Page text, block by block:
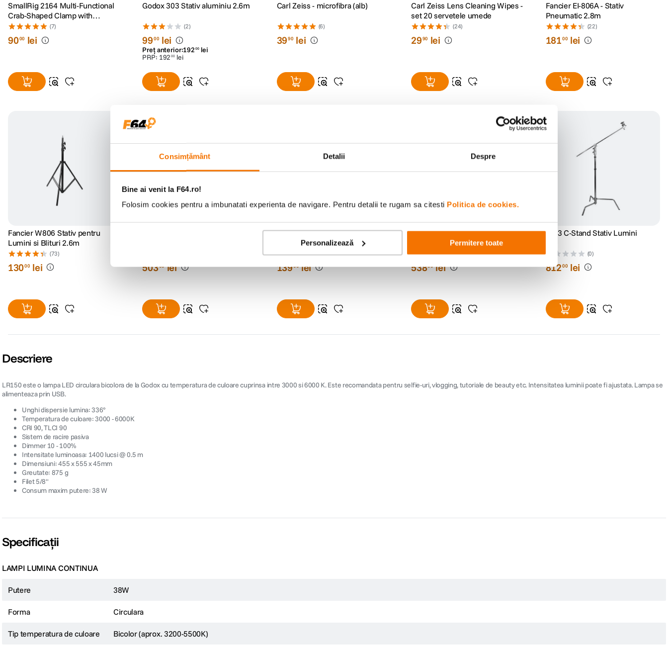
Consimțământ Detalii Despre
Bine ai venit la F64.ro!
Folosim cookies pentru a imbunatati experienta de navigare. Pentru detalii te rugam sa citesti Politica de cookies.
Personalizează Permitere toate
SmallRig 2164 Multi-Functional
Crab-Shaped Clamp with
Ballhead Magic Arm
(7)
9000 lei
Godox 303 Stativ aluminiu 2.6m
(2)
9900 lei
Preț anterior:192 00 lei
PRP: 192 00 lei
Carl Zeiss - microfibra (alb)
(6)
3990 lei
Carl Zeiss Lens Cleaning Wipes -
set 20 servetele umede
(24)
2990 lei
Fancier EI-806A - Stativ
Pneumatic 2.8m
(22)
18100 lei
Fancier W806 Stativ pentru
Lumini si Blituri 2.6m
(73)
13000 lei 50300 lei
SmallRig Super Clamp
(0)
13900 lei
Dynaphos M-3 Stativ cu Brat
Boom 492cm
(0)
53800 lei
CK-3 C-Stand Stativ Lumini
(0)
81200 lei
Descriere
LR150 este o lampa LED circulara bicolora de la Godox cu temperatura de culoare cuprinsa intre 3000 si 6000 K. Este recomandata pentru selfie-uri, vlogging, tutoriale de beauty etc. Intensitatea luminii poate fi ajustata. Lampa se
alimenteaza prin USB.
Unghi dispersie lumina: 336°
Temperatura de culoare: 3000 - 6000K
CRI 90, TLCI 90
Sistem de racire pasiva
Dimmer 10 - 100%
Intensitate luminoasa: 1400 lucsi @ 0.5 m
Dimensiuni: 455 x 555 x 45mm
Greutate: 875 g
Filet 5/8"
Consum maxim putere: 38 W
Specificații
LAMPI LUMINA CONTINUA
Putere 38W
Forma Circulara
Tip temperatura de culoare Bicolor (aprox. 3200-5500K)